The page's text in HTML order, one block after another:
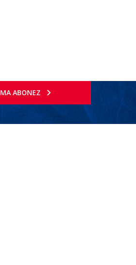
MA ABONEZ